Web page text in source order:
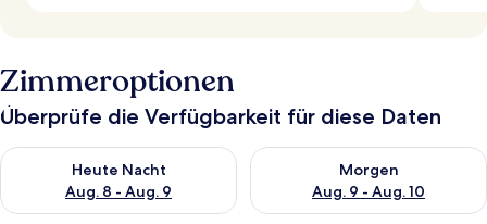
Zimmeroptionen
Überprüfe die Verfügbarkeit für diese Daten
Heute Nacht
Aug. 8 - Aug. 9
Überprüfe die Verfügbarkeit für heute Nacht, Aug. 8 - Aug. 9.
Morgen
Aug. 9 - Aug. 10
Überprüfe die Verfügbarkeit